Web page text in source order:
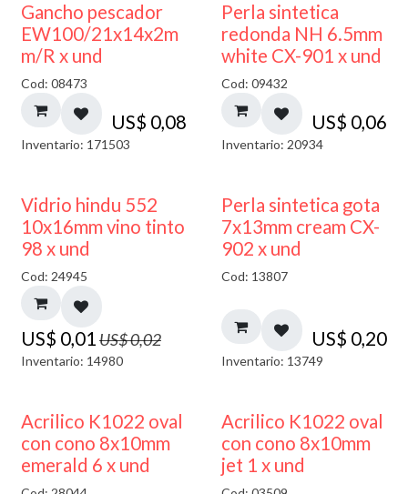
Gancho pescador
EW100/21x14x2m
m/R x und
Cod: 08473
US$ 0,08
Inventario: 171503
Perla sintetica
redonda NH 6.5mm
white CX-901 x und
Cod: 09432
US$ 0,06
Inventario: 20934
40% DESCUENTO
Vidrio hindu 552
10x16mm vino tinto
98 x und
Cod: 24945
US$ 0,01US$0,02
Inventario: 14980
Perla sintetica gota
7x13mm cream CX-
902 x und
Cod: 13807
US$ 0,20
Inventario: 13749
Acrilico K1022 oval
con cono 8x10mm
emerald 6 x und
Acrilico K1022 oval
con cono 8x10mm
jet 1 x und